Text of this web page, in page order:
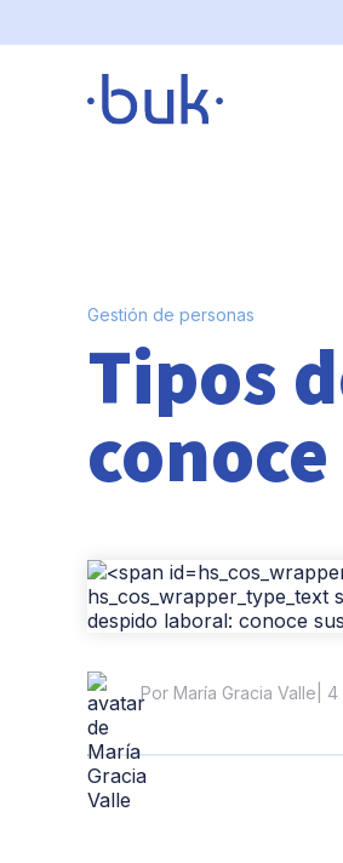
Gestión de personas
Tipos
Por María Gracia Valle |